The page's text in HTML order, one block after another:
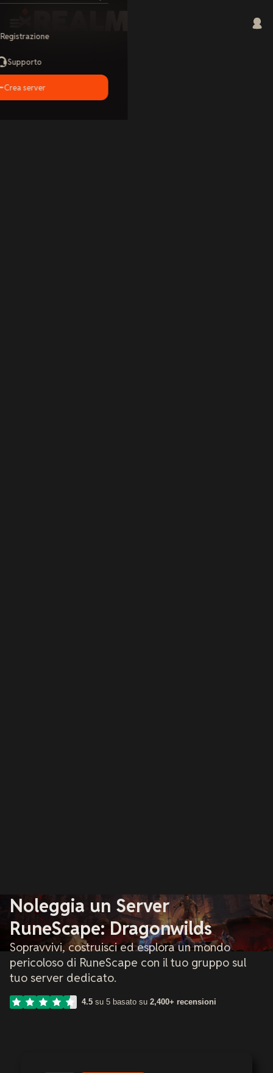
Registrazione
Supporto
Crea server
Noleggia un Server
RuneScape: Dragonwilds
Sopravvivi, costruisci ed esplora un mondo
pericoloso di RuneScape con il tuo gruppo sul
tuo server dedicato.
4.5 su 5 basato su 2,400+ recensioni